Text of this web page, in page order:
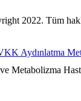
2022. Tüm
Aydınlatma